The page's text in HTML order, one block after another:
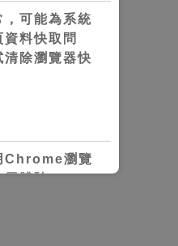
，可能為系統
料快取問
清除瀏覽器快
Chrome瀏覽
用體驗。